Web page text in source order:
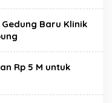
Baru Klinik
Rp 5 M untuk